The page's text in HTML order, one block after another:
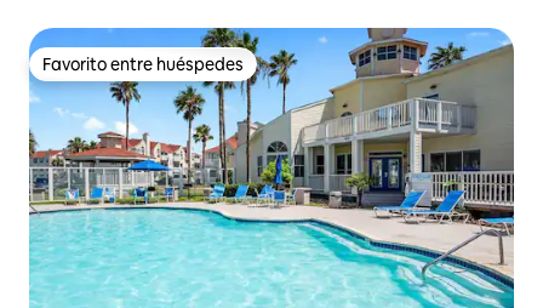
Favorito entre huéspedes
Favorito entre huéspedes